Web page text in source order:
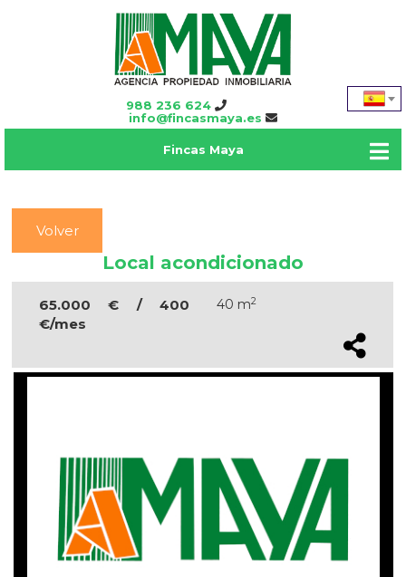
988 236 624
info@fincasmaya.es
Fincas Maya
Volver
Local acondicionado
65.000 € / 400
€/mes
40 m2